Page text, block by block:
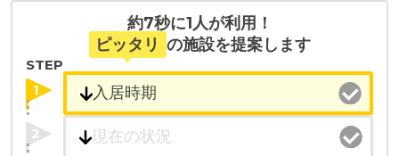
約7秒に1人が利用！
ピッタリ の施設を提案します
STEP
1
2